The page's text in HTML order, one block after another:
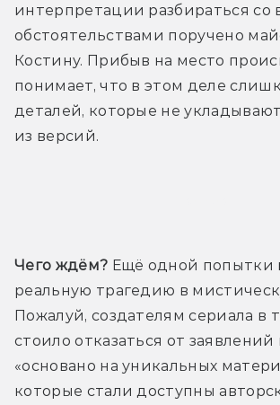
интерпретации разбираться со
обстоятельствами поручено
Костину. Прибыв на место
понимает, что в этом деле
деталей, которые не
из версий.
Чего ждём? Ещё одной попытки
реальную трагедию в
Пожалуй, создателям сериала в
стоило отказаться от заявлений
«основано на уникальных
которые стали доступны